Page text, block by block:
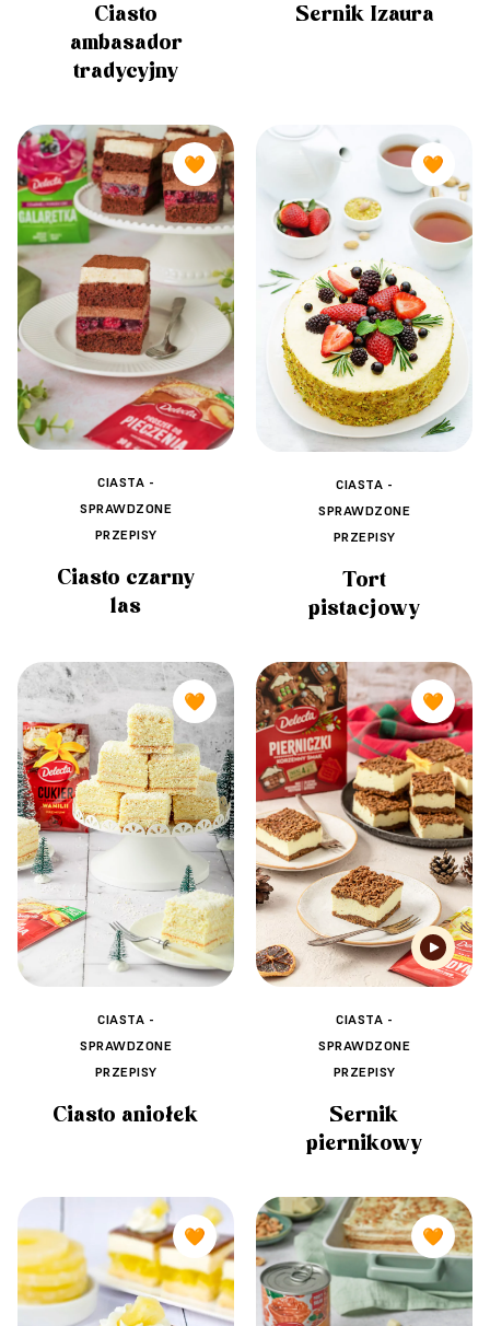
Ciasto
ambasador
tradycyjny
Sernik Izaura
🧡
CIASTA -
SPRAWDZONE
PRZEPISY
Ciasto czarny
las
🧡
CIASTA -
SPRAWDZONE
PRZEPISY
Tort
pistacjowy
🧡
CIASTA -
SPRAWDZONE
PRZEPISY
Ciasto aniołek
🧡
CIASTA -
SPRAWDZONE
PRZEPISY
Sernik
piernikowy
🧡 🧡